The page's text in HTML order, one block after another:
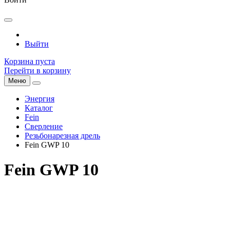
Выйти
Корзина пуста
Перейти в корзину
Меню
Энергия
Каталог
Fein
Сверление
Резьбонарезная дрель
Fein GWP 10
Fein GWP 10